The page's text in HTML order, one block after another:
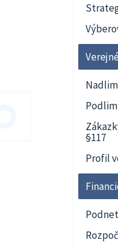
§117
Profil